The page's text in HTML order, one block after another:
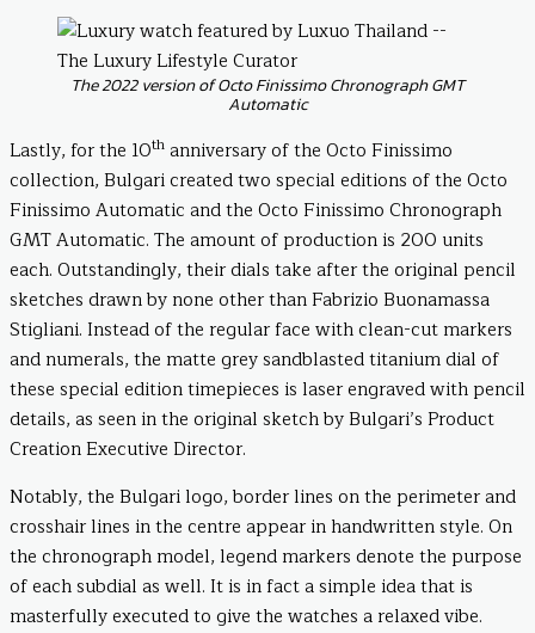
The 2022 version of Octo Finissimo Chronograph GMT
Automatic
Lastly, for the 10th anniversary of the Octo Finissimo
collection, Bulgari created two special editions of the Octo
Finissimo Automatic and the Octo Finissimo Chronograph
GMT Automatic. The amount of production is 200 units
each. Outstandingly, their dials take after the original pencil
sketches drawn by none other than Fabrizio Buonamassa
Stigliani. Instead of the regular face with clean-cut markers
and numerals, the matte grey sandblasted titanium dial of
these special edition timepieces is laser engraved with pencil
details, as seen in the original sketch by Bulgari’s Product
Creation Executive Director.
Notably, the Bulgari logo, border lines on the perimeter and
crosshair lines in the centre appear in handwritten style. On
the chronograph model, legend markers denote the purpose
of each subdial as well. It is in fact a simple idea that is
masterfully executed to give the watches a relaxed vibe.